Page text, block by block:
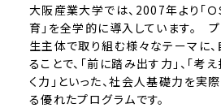
大阪産業大学では、2007年より「Ｏ
育」を全学的に導入しています。
生主体で取り組む様々なテーマに
ることで、「前に踏み出す力」、「考
く力」といった、社会人基礎力を実
る優れたプログラムです。